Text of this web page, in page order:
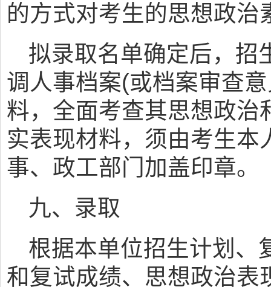
的方式对考生的思想政治
拟录取名单确定后，招
调人事档案(或档案审查
料，全面考查其思想政治
实表现材料，须由考生本
事、政工部门加盖印章。
九、录取
根据本单位招生计划、
和复试成绩、思想政治表